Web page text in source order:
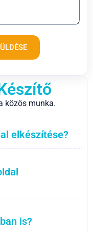
közös munka.
elkészítése?
is?